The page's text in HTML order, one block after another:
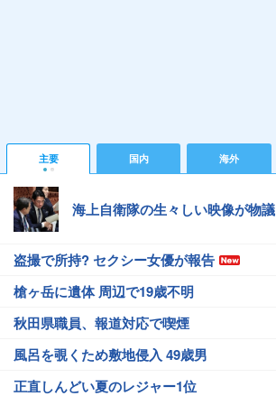
主要 国内 海外
海上自衛隊の生々しい映像が物議
盗撮で所持? セクシー女優が報告
槍ヶ岳に遺体 周辺で19歳不明
秋田県職員、報道対応で喫煙
風呂を覗くため敷地侵入 49歳男
正直しんどい夏のレジャー1位